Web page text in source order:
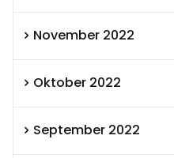
November 2022
Oktober 2022
September 2022